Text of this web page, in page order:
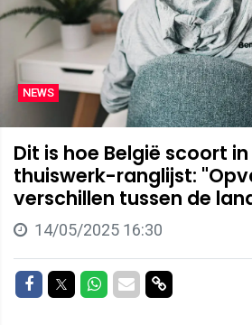
NEWS
Dit is hoe België scoort
thuiswerk-ranglijst:
verschillen tussen de
14/05/2025 16:30
Delen op Facebook
Delen op Twitter
Delen op Whatsapp
Delen via Mail
Delen via link